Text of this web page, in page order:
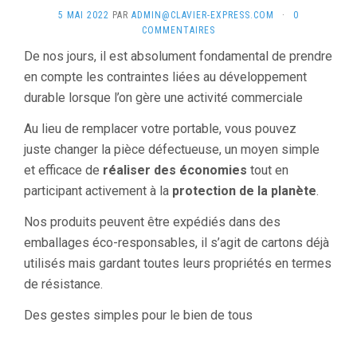
5 MAI 2022 PAR ADMIN@CLAVIER-EXPRESS.COM ·
0
COMMENTAIRES
De nos jours, il est absolument fondamental de prendre
en compte les contraintes liées au développement
durable lorsque l’on gère une activité commerciale
Au lieu de remplacer votre portable, vous pouvez
juste changer la pièce défectueuse, un moyen simple
et efficace de réaliser des économies tout en
participant activement à la protection de la planète.
Nos produits peuvent être expédiés dans des
emballages éco-responsables, il s’agit de cartons déjà
utilisés mais gardant toutes leurs propriétés en termes
de résistance.
Des gestes simples pour le bien de tous